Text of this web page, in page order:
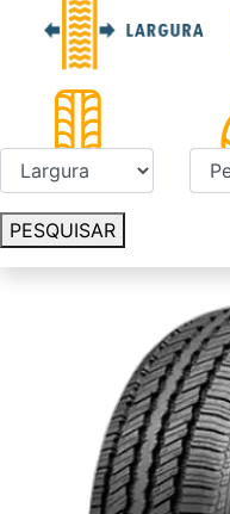
PESQUISAR